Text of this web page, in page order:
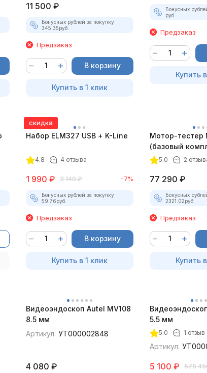
11 500 ₽
Бонусных рублей за покупку:
345.35руб.
Предзаказ
В корзину
Купить в 1 клик
Бонусных
руб.
Предзаказ
Купить
скидка
Набор ELM327 USB + K-Line
4.8 4 отзыва
1 990 ₽ 2 140 ₽ -7%
Бонусных рублей за покупку:
59.76руб.
Предзаказ
В корзину
Купить в 1 клик
Мотор-тестер
(базовый
5.0 2
77 290 ₽
Бонусных
2321.02руб.
Предзаказ
Купить
Видеоэндоскоп Autel MV108
8.5 мм
Артикул: УТ000002848
4 080 ₽
5.5 мм
5.0 1 отзыв
Артикул:
5 100 ₽ 575